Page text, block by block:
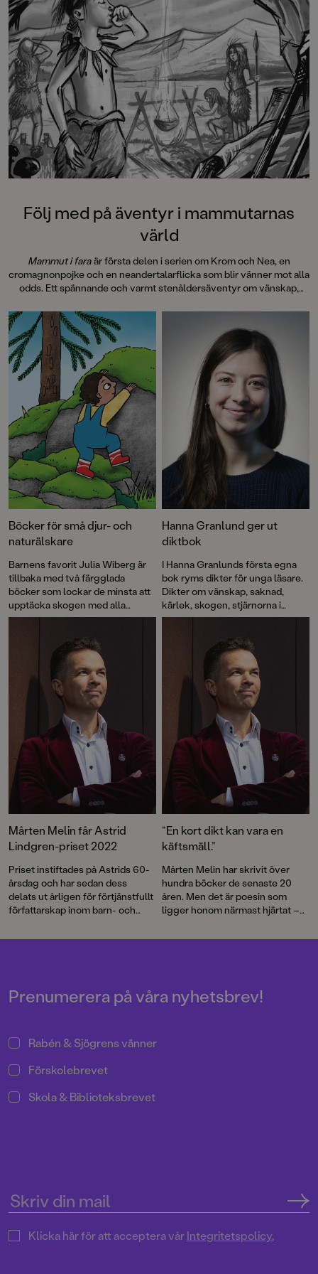
Följ med på äventyr i mammutarnas
värld
Mammut i faraär första delen i serien om Krom och Nea, en
cromagnonpojke och en neandertalarflicka som blir vänner mot alla
odds. Ett spännande och varmt stenåldersäventyr om vänskap,
genomillustrerad med fina svartvita bilder av Mattias Olsson.
Böcker för små djur- och
naturälskare
Barnens favorit Julia Wiberg är
tillbaka med två färgglada
böcker som lockar de minsta att
upptäcka skogen med alla
sinnen.
Hanna Granlund ger ut
diktbok
I Hanna Granlunds första egna
bok ryms dikter för unga läsare.
Dikter om vänskap, saknad,
kärlek, skogen, stjärnorna i
mörkret. Det är enkelt,
tankeväckande. Vardagen
samsas med de stora frågorna
och känslorna, och i texterna kan
läsaren både känna igen sig och
Mårten Melin får Astrid
Lindgren-priset 2022
Priset instiftades på Astrids 60-
årsdag och har sedan dess
delats ut årligen för förtjänstfullt
författarskap inom barn- och
”En kort dikt kan vara en
käftsmäll.”
Mårten Melin har skrivit över
hundra böcker de senaste 20
åren. Men det är poesin som
ligger honom närmast hjärtat –
tusentals barn. Men rimmen
Prenumerera på våra nyhetsbrev!
Rabén & Sjögrens vänner
Förskolebrevet
Skola & Biblioteksbrevet
Klicka här för att acceptera vårIntegritetspolicy.